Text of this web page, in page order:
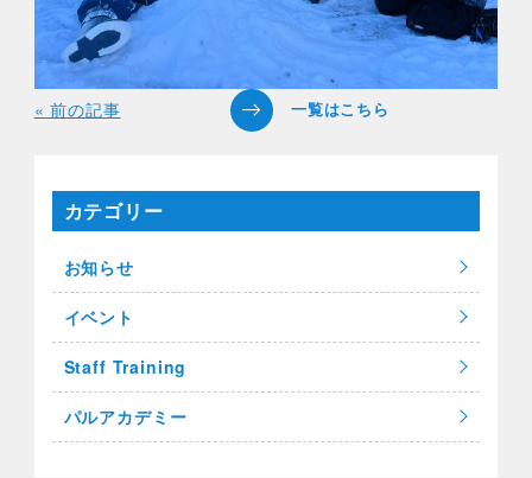
« 前の記事
カテゴリー
お知らせ
イベント
Staff Training
パルアカデミー